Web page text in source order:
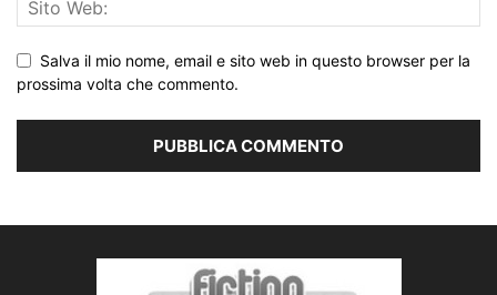
Salva il mio nome, email e sito web in questo browser per la
prossima volta che commento.